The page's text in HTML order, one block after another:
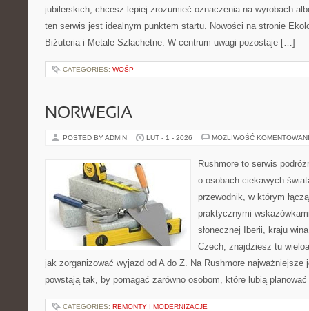
jubilerskich, chcesz lepiej zrozumieć oznaczenia na wyrobach
ten serwis jest idealnym punktem startu. Nowości na stronie
Biżuteria i Metale Szlachetne. W centrum uwagi pozostaje […]
CATEGORIES: WOŚP
NORWEGIA
POSTED BY ADMIN LUT - 1 - 2026 MOŻLIWOŚĆ
Rushmore to serwis
o osobach ciekawych
przewodnik, w którym
praktycznymi
słonecznej Iberii, kraju
Czech, znajdziesz tu
jak zorganizować wyjazd od A do Z. Na Rushmore
powstają tak, by pomagać zarówno osobom, które lubią
CATEGORIES: REMONTY I MODERNIZACJE